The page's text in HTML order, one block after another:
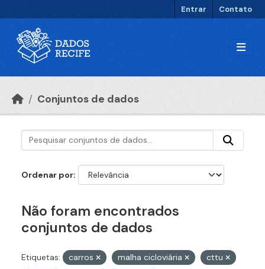
Entrar Contato
Conjuntos de dados
Ordenar por
Não foram encontrados
conjuntos de dados
Etiquetas: carros malha cicloviária
cttu